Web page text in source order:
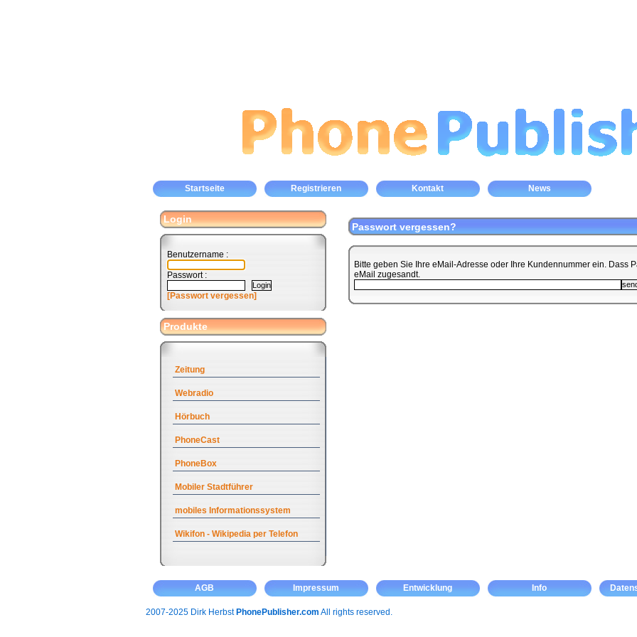
Startseite Registrieren Kontakt News
Login
Benutzername :
Passwort :
[Passwort vergessen]
Produkte
Zeitung
Webradio
Hörbuch
PhoneCast
PhoneBox
Mobiler Stadtführer
mobiles Informationssystem
Wikifon - Wikipedia per Telefon
Passwort vergessen?
Bitte geben Sie Ihre eMail-Adresse oder Ihre Kundennummer ein. Dass
eMail zugesandt.
AGB Impressum Entwicklung Info
2007-2025 Dirk Herbst PhonePublisher.com All rights reserved.